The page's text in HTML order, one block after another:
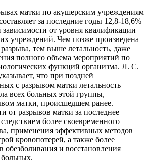
матки по акушерским учреждениям
за последние годы 12,8-18,6%
от уровня квалификации
учреждений. Чем позже произведена
тем выше летальность, даже
полного объема мероприятий по
функций организма. Л. С.
что при поздней
с разрывом матки летальность
всех больных этой группы,
матки, происшедшем ранее.
от разрывов матки за последнее
следствием более своевременного
применения эффективных методов
кровопотерей, а также более
и восстановления